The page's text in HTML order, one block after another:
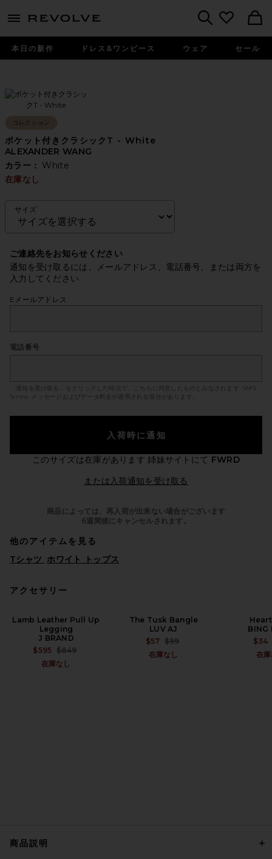
menu - shows more content
本日の新作 ドレス&ワンピース ウェア セール
コレクション
ポケット付きクラシックT - White
ALEXANDER WANG
カラー： White
在庫なし
サイズ
ご連絡先をお知らせください
通知を受け取るには、メールアドレス、電話番号、または両方を
入力してください
Eメールアドレス
電話番号
「通知を受け取る」をクリックした時点で、こちらに同意したものとみなされます:
SMS
Terms
. メッセージおよびデータ料金が適用される場合があります。
入荷時に通知
このサイズは在庫があります 姉妹サイトにて FWRD
または入荷通知を受け取る
商品によっては、再入荷が出来ない場合がございます
6週間後にキャンセルされます。
他のアイテムを見る
Tシャツ ホワイト トップス
アクセサリー
Lamb Leather Pull Up
Legging
J BRAND
$595 PREVIOUS PRICE:
$849
在庫なし
The Tusk Bangle
LUV AJ
$57 PREVIOUS PRICE:
$99
在庫なし
BING
$34
在
商品説明